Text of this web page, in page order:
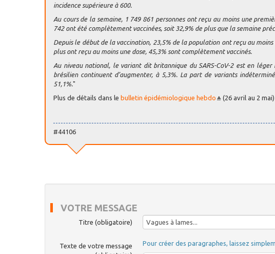
incidence supérieure à 600.
Au cours de la semaine, 1 749 861 personnes ont reçu au moins une
742 ont été complètement vaccinées, soit 32,9% de plus que la semaine
Depuis le début de la vaccination, 23,5% de la population ont reçu au
plus ont reçu au moins une dose, 45,3% sont complètement vaccinés.
Au niveau national, le variant dit britannique du SARS-CoV-2 est en
brésilien continuent d’augmenter, à 5,3%. La part de variants
51,1%."
Plus de détails dans le bulletin épidémiologique hebdo (26 avril au 2
#44106
VOTRE MESSAGE
Titre (obligatoire)
Texte de votre message
Pour créer des paragraphes, laissez